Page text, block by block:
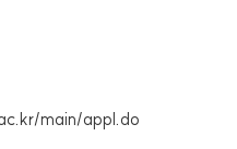
main/appl.do